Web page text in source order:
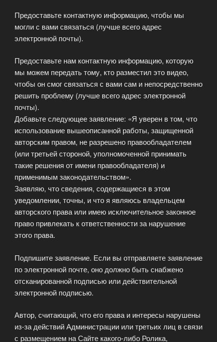
Предоставьте контактную информацию, чтобы мы
могли с вами связаться (лучше всего адрес
электронной почты).
Предоставьте нам контактную информацию, которую
мы можем передать тому, кто разместил это видео,
чтобы он смог связаться с вами сам и непосредственно
решить проблему (лучше всего адрес электронной
почты).
Добавьте следующее заявление: «Я уверен в том, что
использование вышеописанной работы, защищенной
авторским правом, не разрешено правообладателем
(или третьей стороной, уполномоченной принимать
такие решения от имени правообладателя) и
применимым законодательством».
Заявляю, что сведения, содержащиеся в этом
уведомлении, точны, и что я являюсь владельцем
авторского права или имею исключительное законное
право привлекать к ответственности за нарушение
этого права.
Подпишите заявление. Если вы отправляете заявление
по электронной почте, оно должно быть снабжено
отсканированной подписью или действительной
электронной подписью.
Автор, считающий, что его права и интересы нарушены
из-за действий Администрации или третьих лиц в связи
с размещением на Сайте какого-либо Ролика,